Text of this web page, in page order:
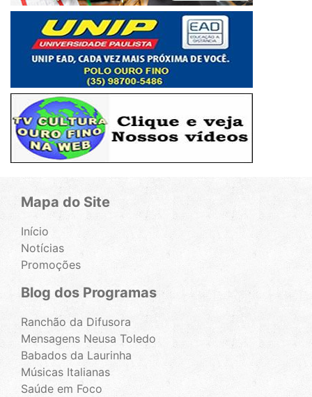
Mapa do Site
Início
Notícias
Promoções
Blog dos Programas
Ranchão da Difusora
Mensagens Neusa Toledo
Babados da Laurinha
Músicas Italianas
Saúde em Foco